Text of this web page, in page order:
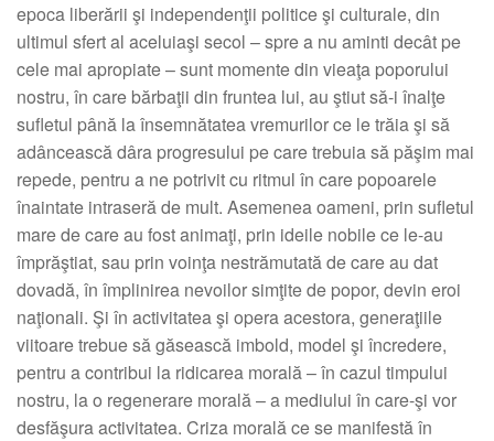
epoca liberării şi independenţii politice şi culturale, din
ultimul sfert al aceluiaşi secol – spre a nu aminti decât pe
cele mai apropiate – sunt momente din vieaţa poporului
nostru, în care bărbaţii din fruntea lui, au ştiut să-i înalţe
sufletul până la însemnătatea vremurilor ce le trăia şi să
adâncească dâra progresului pe care trebuia să păşim mai
repede, pentru a ne potrivit cu ritmul în care popoarele
înaintate intraseră de mult. Asemenea oameni, prin sufletul
mare de care au fost animaţi, prin ideile nobile ce le-au
împrăştiat, sau prin voinţa nestrămutată de care au dat
dovadă, în împlinirea nevoilor simţite de popor, devin eroi
naţionali. Şi în activitatea şi opera acestora, generaţiile
viitoare trebue să găsească imbold, model şi încredere,
pentru a contribui la ridicarea morală – în cazul timpului
nostru, la o regenerare morală – a mediului în care-şi vor
desfăşura activitatea. Criza morală ce se manifestă în